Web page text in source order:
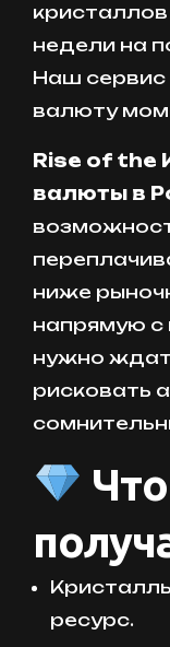
недели на
Наш сервис
валюту
Rise of the
валюты в
ниже
напрямую с
нужно
рисковать
ресурс.